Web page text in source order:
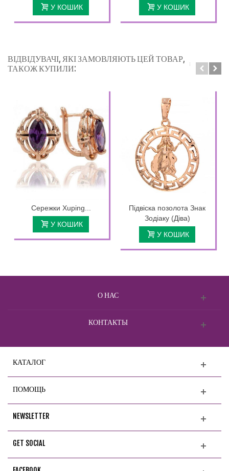
У КОШИК
У КОШИК
ВІДВІДУВАЧІ, ЯКІ ЗАМОВЛЯЮТЬ ЦЕЙ ТОВАР,
ТАКОЖ КУПИЛИ:
Сережки Xuping...
У КОШИК
Підвіска позолота Знак
Зодіаку (Діва)
У КОШИК
О НАС
КОНТАКТЫ
КАТАЛОГ
ПОМОЩЬ
NEWSLETTER
GET SOCIAL